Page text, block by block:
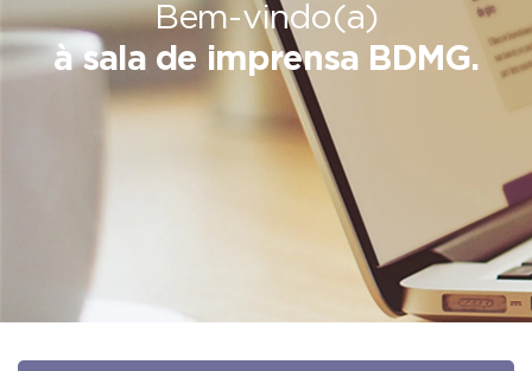
Bem-vindo(a)
à sala de imprensa BDMG.